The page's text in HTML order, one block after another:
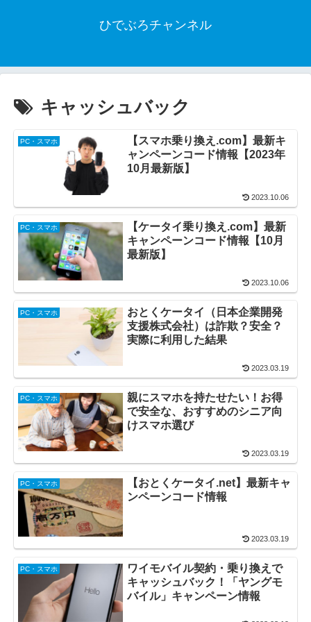
ひでぶろチャンネル
キャッシュバック
PC・スマホ
【スマホ乗り換え.com】最新キ
ャンペーンコード情報【2023年
10月最新版】
2023.10.06
PC・スマホ
【ケータイ乗り換え.com】最新
キャンペーンコード情報【10月
最新版】
2023.10.06
PC・スマホ
おとくケータイ（日本企業開発
支援株式会社）は詐欺？安全？
実際に利用した結果
2023.03.19
PC・スマホ
親にスマホを持たせたい！お得
で安全な、おすすめのシニア向
けスマホ選び
2023.03.19
PC・スマホ
【おとくケータイ.net】最新キャ
ンペーンコード情報
2023.03.19
PC・スマホ
ワイモバイル契約・乗り換えで
キャッシュバック！「ヤングモ
バイル」キャンペーン情報